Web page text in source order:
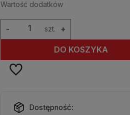
Wartość dodatków
szt. +
-
DO KOSZYKA
Dostępność: